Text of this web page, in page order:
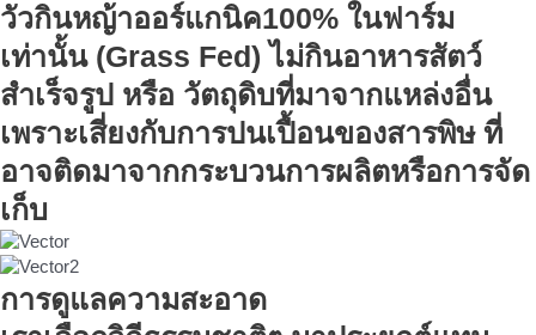
วัวกินหญ้าออร์แกนิค100% ในฟาร์ม
เท่านั้น (Grass Fed) ไม่กินอาหารสัตว์
สำเร็จรูป หรือ วัตถุดิบที่มาจากแหล่งอื่น
เพราะเสี่ยงกับการปนเปื้อนของสารพิษ ที่
อาจติดมาจากกระบวนการผลิตหรือการจัด
เก็บ
การดูแลความสะอาด